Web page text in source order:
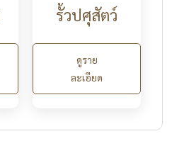
รั้วปศุสัตว์
ดูราย
ละเอียด